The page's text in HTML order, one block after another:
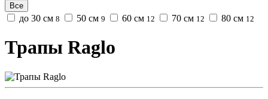
Все
до 30 см 8 50 см 9 60 см 12 70 см 12 80 см 12
Трапы Raglo